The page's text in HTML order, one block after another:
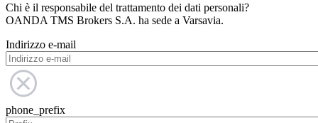
Chi è il responsabile del trattamento dei dati personali?
OANDA TMS Brokers S.A. ha sede a Varsavia.
Indirizzo e-mail
phone_prefix